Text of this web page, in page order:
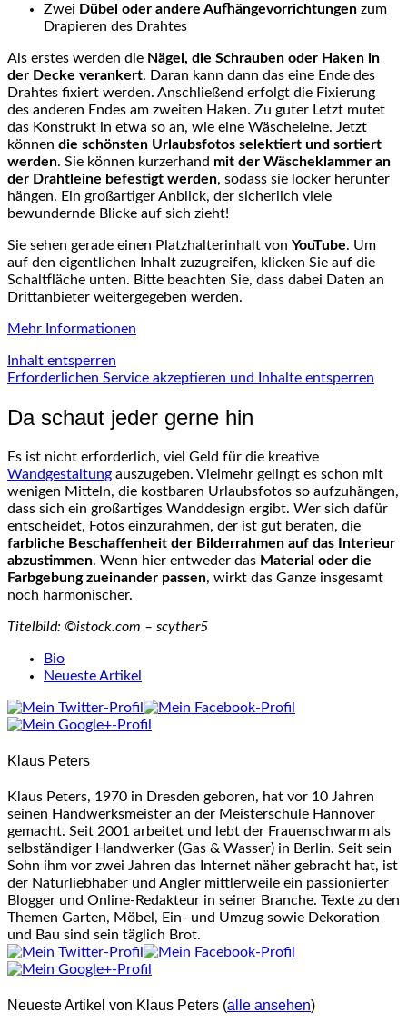
Zwei Dübel oder andere Aufhängevorrichtungen zum
Drapieren des Drahtes
Als erstes werden die Nägel, die Schrauben oder Haken in
der Decke verankert. Daran kann dann das eine Ende des
Drahtes fixiert werden. Anschließend erfolgt die Fixierung
des anderen Endes am zweiten Haken. Zu guter Letzt mutet
das Konstrukt in etwa so an, wie eine Wäscheleine. Jetzt
können die schönsten Urlaubsfotos selektiert und sortiert
werden. Sie können kurzerhand mit der Wäscheklammer an
der Drahtleine befestigt werden, sodass sie locker herunter
hängen. Ein großartiger Anblick, der sicherlich viele
bewundernde Blicke auf sich zieht!
Sie sehen gerade einen Platzhalterinhalt von YouTube. Um
auf den eigentlichen Inhalt zuzugreifen, klicken Sie auf die
Schaltfläche unten. Bitte beachten Sie, dass dabei Daten an
Drittanbieter weitergegeben werden.
Mehr Informationen
Inhalt entsperren
Erforderlichen Service akzeptieren und Inhalte entsperren
Da schaut jeder gerne hin
Es ist nicht erforderlich, viel Geld für die kreative
Wandgestaltung auszugeben. Vielmehr gelingt es schon mit
wenigen Mitteln, die kostbaren Urlaubsfotos so aufzuhängen,
dass sich ein großartiges Wanddesign ergibt. Wer sich dafür
entscheidet, Fotos einzurahmen, der ist gut beraten, die
farbliche Beschaffenheit der Bilderrahmen auf das Interieur
abzustimmen. Wenn hier entweder das Material oder die
Farbgebung zueinander passen, wirkt das Ganze insgesamt
noch harmonischer.
Titelbild: ©istock.com – scyther5
following
tabs
change
below.
Bio
Neueste Artikel
Klaus Peters
Klaus Peters, 1970 in Dresden geboren, hat vor 10 Jahren
seinen Handwerksmeister an der Meisterschule Hannover
gemacht. Seit 2001 arbeitet und lebt der Frauenschwarm als
selbständiger Handwerker (Gas & Wasser) in Berlin. Seit sein
Sohn ihm vor zwei Jahren das Internet näher gebracht hat, ist
der Naturliebhaber und Angler mittlerweile ein passionierter
Blogger und Online-Redakteur in seiner Branche. Texte zu den
Themen Garten, Möbel, Ein- und Umzug sowie Dekoration
und Bau sind sein täglich Brot.
Neueste Artikel von Klaus Peters (alle ansehen)